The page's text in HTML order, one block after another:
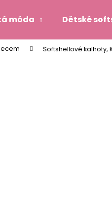
móda Dětské
Softshellové kalhoty,
Co potřebujete